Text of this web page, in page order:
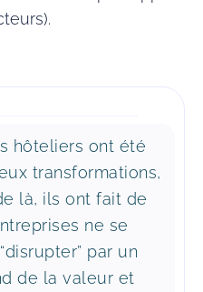
hôteliers ont été
transformations,
là, ils ont fait de
ne se
par un
de la valeur et